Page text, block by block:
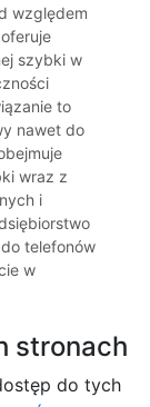
względem
szybki w
to
nawet do
wraz z
i
telefonów
w
stronach
do tych